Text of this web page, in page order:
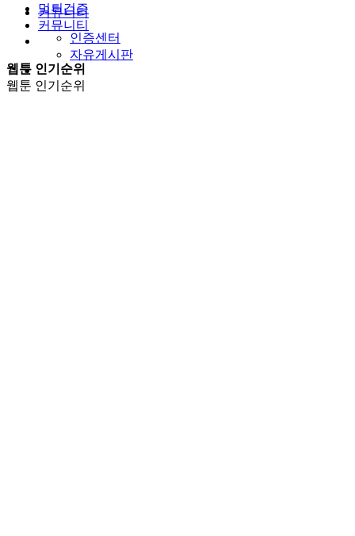
커뮤니티
인증센터
자유게시판
먹튀검증
커뮤니티
웹툰 인기순위
웹툰 인기순위